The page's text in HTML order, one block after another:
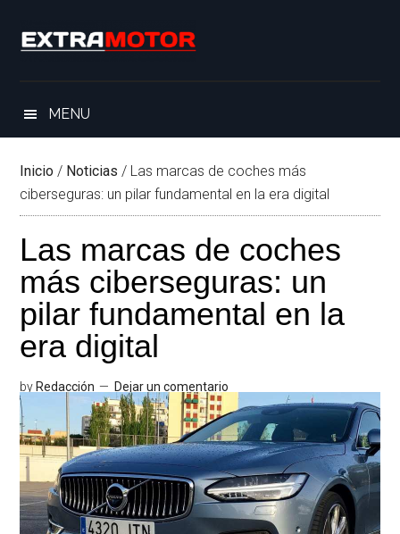
contenido
secondary
MENU
Inicio / Noticias / Las marcas de coches más
ciberseguras: un pilar fundamental en la era digital
Las marcas de coches
más ciberseguras: un
pilar fundamental en la
era digital
by Redacción Dejar un comentario